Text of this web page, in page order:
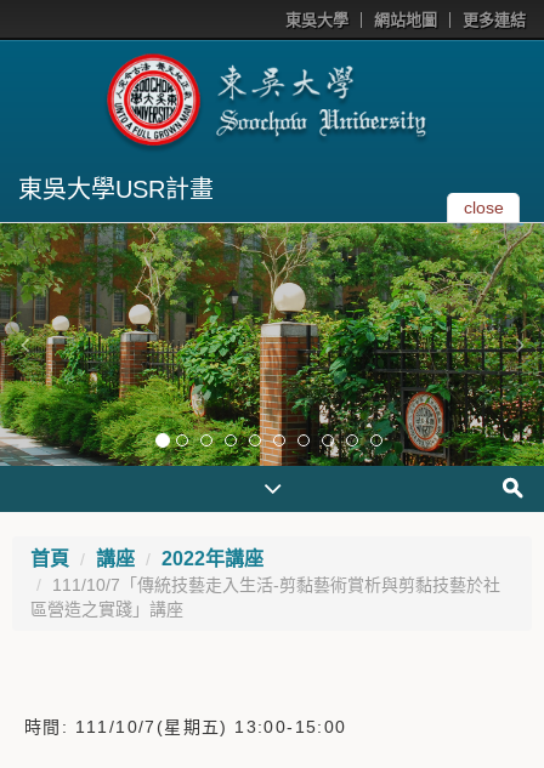
東吳大學 網站地圖 更多連結
東吳大學USR計畫
close
首頁 講座 2022年講座
111/10/7「傳統技藝走入生活-剪黏藝術賞析與剪黏技藝於社
區營造之實踐」講座
時間: 111/10/7(星期五) 13:00-15:00